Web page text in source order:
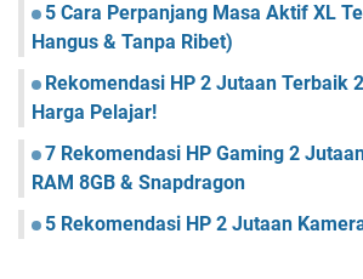
5 Cara Perpanjang Masa Aktif XL
Hangus & Tanpa Ribet)
Rekomendasi HP 2 Jutaan Terbaik
Harga Pelajar!
7 Rekomendasi HP Gaming 2
RAM 8GB & Snapdragon
5 Rekomendasi HP 2 Jutaan